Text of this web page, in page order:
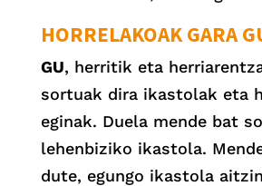
HORRELAKOAK GARA
GU, herritik eta
sortuak dira ikastolak eta
eginak. Duela mende bat
lehenbiziko ikastola.
dute, egungo ikastola